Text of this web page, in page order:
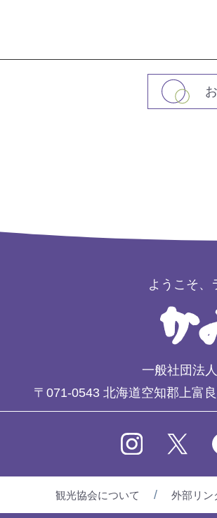
ようこそ、
一般社団法
〒071-0543 北海道空知郡上富
観光協会について 外部リン